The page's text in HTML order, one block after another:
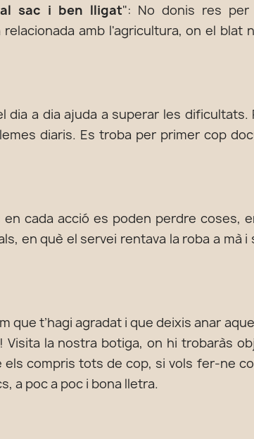
sac i ben lligat": No donis res
amb l'agricultura, on el blat
dia a dia ajuda a superar les
diaris. Es troba per primer cop
en cada acció es poden perdre coses,
en què el servei rentava la roba a mà
que t’hagi agradat i que deixis anar
Visita la nostra botiga, on hi trobaràs
els compris tots de cop, si vols fer-ne
a poc a poc i bona lletra.